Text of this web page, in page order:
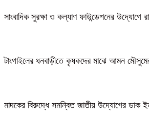
সাংবাদিক সুরক্ষা ও কল্যাণ ফাউন্ডেশনের উদ্যোগে
টাংগাইলের ধনবাড়ীতে কৃষকদের মাঝে আমন
মাদকের বিরুদ্ধে সমন্বিত জাতীয় উদ্যোগের ডাক